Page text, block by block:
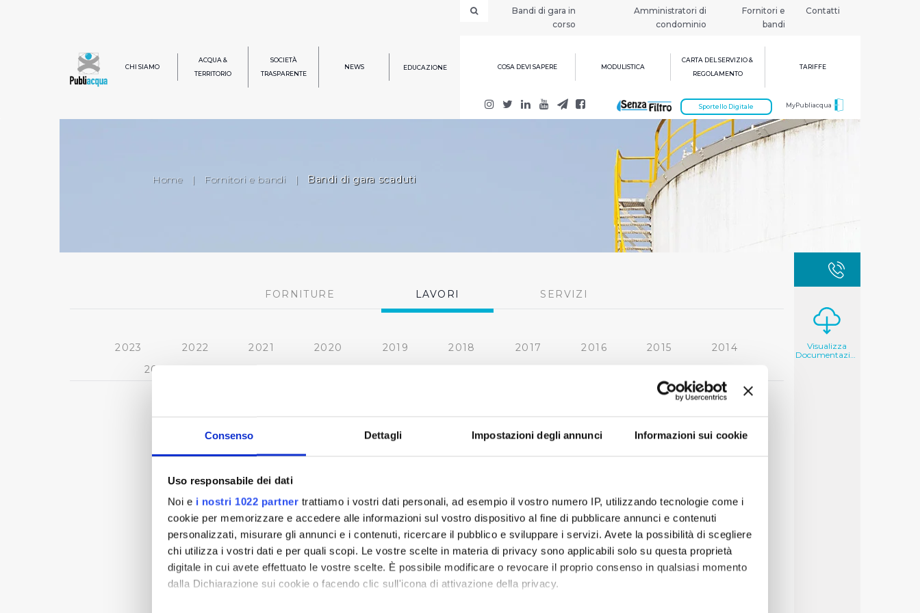
Consenso Dettagli Impostazioni degli annunci Informazioni sui cookie
Uso responsabile dei dati
Noi e i nostri 1022 partner trattiamo i vostri dati personali, ad esempio il vostro numero IP, utilizzando tecnologie come i
cookie per memorizzare e accedere alle informazioni sul vostro dispositivo al fine di pubblicare annunci e contenuti
personalizzati, misurare gli annunci e i contenuti, ricercare il pubblico e sviluppare i servizi. Avete la possibilità di scegliere
chi utilizza i vostri dati e per quali scopi. Le vostre scelte in materia di privacy sono applicabili solo su questa proprietà
digitale in cui avete effettuato le vostre scelte. È possibile modificare o revocare il proprio consenso in qualsiasi momento
dalla Dichiarazione sui cookie o facendo clic sull'icona di attivazione della privacy.
Bandi di gara in
corso
Amministratori di
condominio
Fornitori e
bandi
Contatti
CHI SIAMO
ACQUA &
TERRITORIO
SOCIETÀ
TRASPARENTE
NEWS EDUCAZIONE COSA DEVI SAPERE MODULISTICA
CARTA DEL SERVIZIO &
REGOLAMENTO
TARIFFE
MyPubliacqua
Sportello Digitale
Home | Fornitori e bandi | Bandi di gara scaduti
FORNITURE LAVORI SERVIZI
2023 2022 2021 2020 2019 2018 2017 2016 2015
2014
2013
« prima 42 45 46 47 48 50
Visualizza
Documentazione